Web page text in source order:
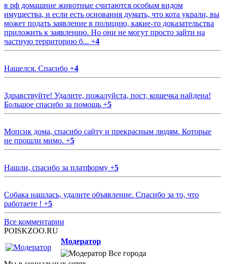
в рф домашние животные считаются особым видом
имущества, и если есть основания думать, что кота украли, вы
может подать заявление в полицию, какие-то доказательства
приложить к заявлению. Но они не могут просто зайти на
частную территорию б... +4
Нашелся. Спасибо +4
Здравствуйте! Удалите, пожалуйста, пост, кошечка найдена!
Большое спасибо за помощь +5
Мопсик дома, спасибо сайту и прекрасным людям. Которые
не прошли мимо. +5
Нашли, спасибо за платформу +5
Собака нашлась, удалите объявление. Спасибо за то, что
работаете ! +5
Все комментарии
POISKZOO.RU
Модератор
Все города